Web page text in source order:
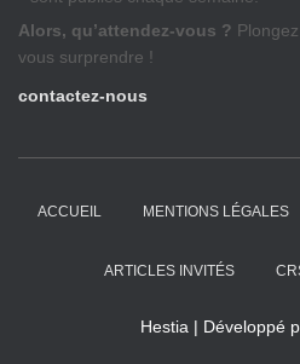
Alors, qu’attendez-vous ?
vous surprendre !
contactez-nous
ACCUEIL MENTIONS LÉGALES
ARTICLES INVITÉS
Hestia | Développé